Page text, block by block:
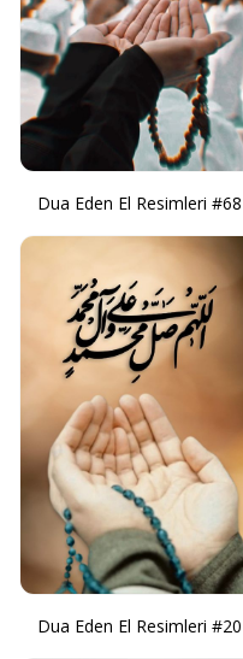
Dua Eden El Resimleri #68
Dua Eden El Resimleri #20